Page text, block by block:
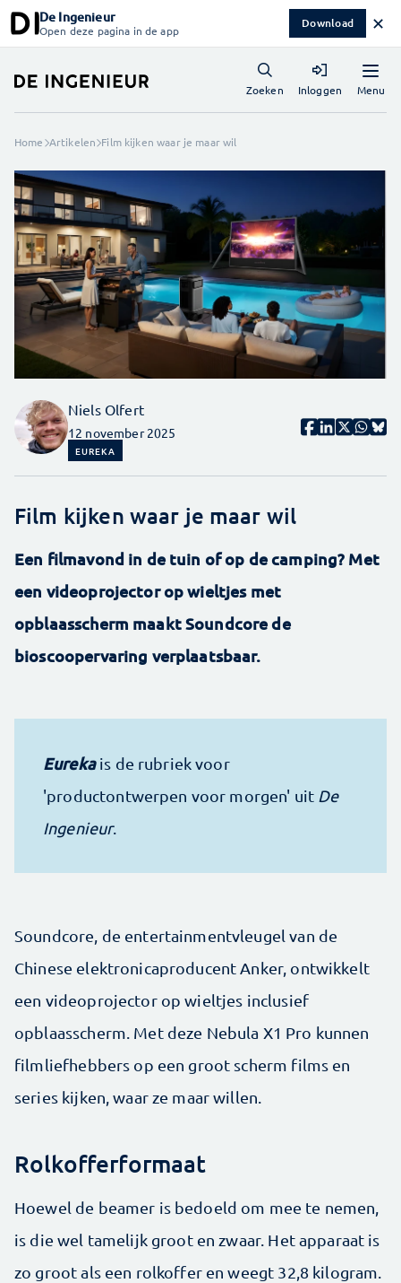
De Ingenieur
Open deze pagina in de app Download ✕
Menu
Zoeken Inloggen
Home Artikelen Film kijken waar je maar wil
Niels Olfert
12 november 2025
EUREKA
Film kijken waar je maar wil
Een filmavond in de tuin of op de camping? Met
een videoprojector op wieltjes met
opblaasscherm maakt Soundcore de
bioscoopervaring verplaatsbaar.
Eurekais de rubriek voor
'productontwerpen voor morgen' uit De
Ingenieur.
Soundcore, de entertainmentvleugel van de
Chinese elektronicaproducent Anker, ontwikkelt
een videoprojector op wieltjes inclusief
opblaasscherm. Met deze Nebula X1 Pro kunnen
filmliefhebbers op een groot scherm films en
series kijken, waar ze maar willen.
Rolkofferformaat
Hoewel de beamer is bedoeld om mee te nemen,
is die wel tamelijk groot en zwaar. Het apparaat is
zo groot als een rolkoffer en weegt 32,8 kilogram.